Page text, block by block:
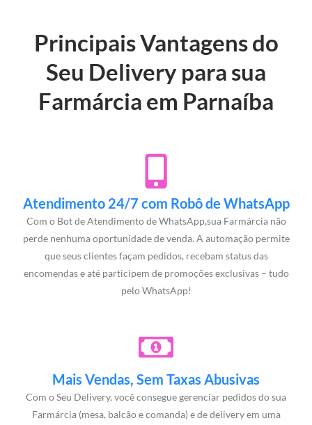
Principais Vantagens do
Seu Delivery para sua
Farmárcia em Parnaíba
Atendimento 24/7 com Robô de WhatsApp
Com o Bot de Atendimento de WhatsApp,sua Farmárcia não
perde nenhuma oportunidade de venda. A automação permite
que seus clientes façam pedidos, recebam status das
encomendas e até participem de promoções exclusivas – tudo
pelo WhatsApp!
Mais Vendas, Sem Taxas Abusivas
Com o Seu Delivery, você consegue gerenciar pedidos do sua
Farmárcia (mesa, balcão e comanda) e de delivery em uma